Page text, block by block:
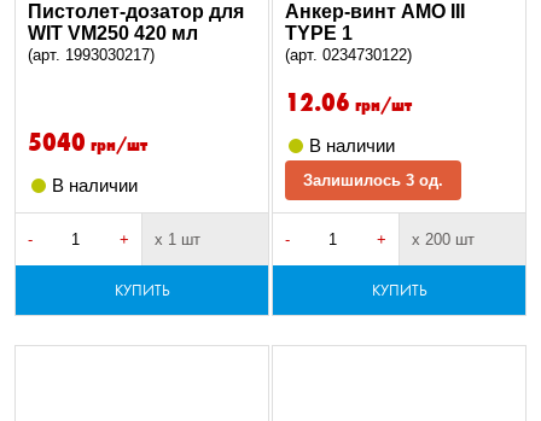
Пистолет-дозатор для
WIT VM250 420 мл
(арт. 1993030217)
5040 грн/шт
В наличии
- + х 1 шт
КУПИТЬ
Анкер-винт AMO III
TYPE 1
(арт. 0234730122)
12.06 грн/шт
В наличии
Залишилось 3 од.
- + х 200 шт
КУПИТЬ